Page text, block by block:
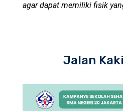
agar dapat memiliki fisik
Jalan